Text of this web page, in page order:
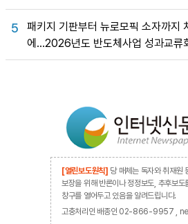
5
패키지 기판부터 뉴로모픽 소자까지
에…2026년도 반도체사업 성과교류
[열린보도원칙] 당 매체는 독자와 취재원
보장을 위해 반론이나 정정보도, 추후보도
창구를 열어두고 있음을 알려드립니다.
고충처리인 배종인 02-866-9957 ,